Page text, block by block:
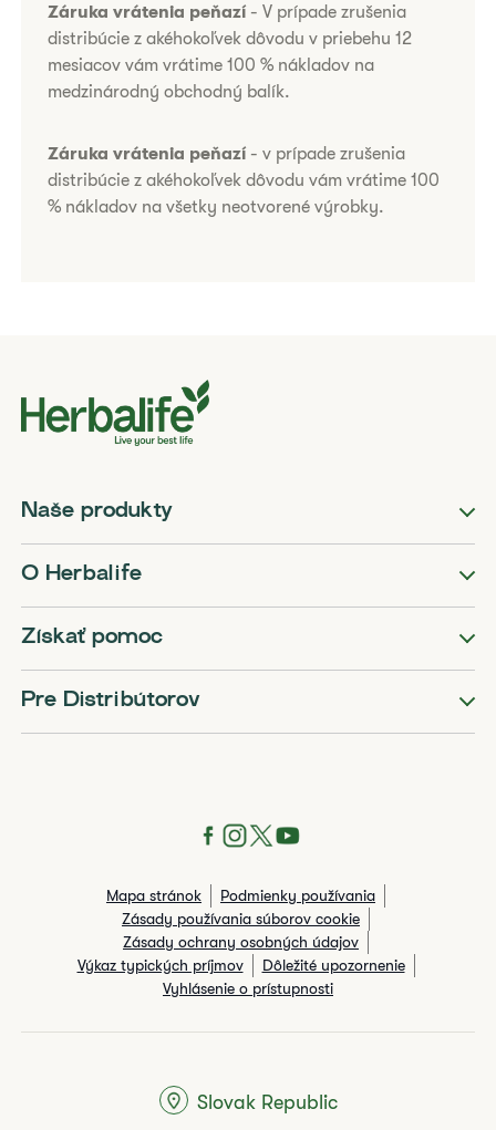
Záruka vrátenia peňazí - ​V prípade zrušenia
distribúcie z akéhokoľvek dôvodu v priebehu 12
mesiacov vám vrátime 100 % nákladov na
medzinárodný obchodný balík.
Záruka vrátenia peňazí - v prípade zrušenia
distribúcie z akéhokoľvek dôvodu vám vrátime 100
% nákladov na všetky neotvorené výrobky.
Naše produkty
O Herbalife
Získať pomoc
Pre Distribútorov
Mapa stránok
Podmienky používania
Zásady používania súborov cookie
Zásady ochrany osobných údajov
Výkaz typických príjmov
Dôležité upozornenie
Vyhlásenie o prístupnosti
Slovak Republic